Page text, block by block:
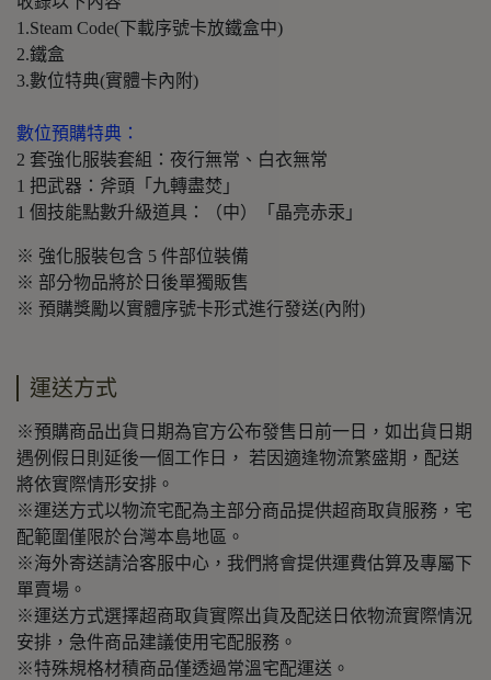
1.Steam Code(下載序號卡放鐵盒中)
2.鐵盒
3.數位特典(實體卡內附)
數位預購特典：
2 套強化服裝套組：夜行無常、白衣無常
1 把武器：斧頭「九轉盡焚」
1 個技能點數升級道具：（中）「晶亮赤汞」
※ 強化服裝包含 5 件部位裝備
※ 部分物品將於日後單獨販售
※ 預購獎勵以實體序號卡形式進行發送(內附)
運送方式
※預購商品出貨日期為官方公布發售日前一日，如出貨日期
遇例假日則延後一個工作日， 若因適逢物流繁盛期，配送
將依實際情形安排。
※運送方式以物流宅配為主部分商品提供超商取貨服務，宅
配範圍僅限於台灣本島地區。
※海外寄送請洽客服中心，我們將會提供運費估算及專屬下
單賣場。
※運送方式選擇超商取貨實際出貨及配送日依物流實際情況
安排，急件商品建議使用宅配服務。
※特殊規格材積商品僅透過常溫宅配運送。